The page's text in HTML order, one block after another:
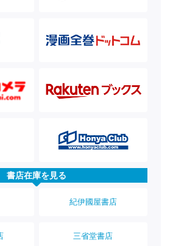
書店在庫を見る
紀伊國屋書店
三省堂書店